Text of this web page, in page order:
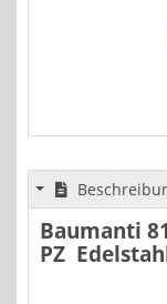
Baumanti
PZ